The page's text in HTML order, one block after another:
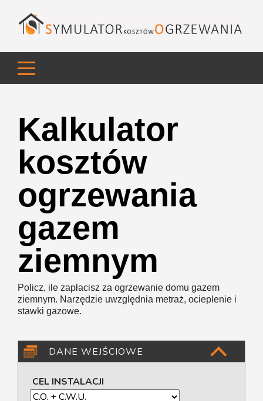
Kalkulator
kosztów
ogrzewania
gazem
ziemnym
Policz, ile zapłacisz za ogrzewanie domu gazem
ziemnym. Narzędzie uwzględnia metraż, ocieplenie i
stawki gazowe.
DANE WEJŚCIOWE
CEL INSTALACJI